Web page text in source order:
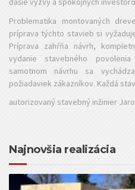
Problematika montovaných
príprava týchto stavieb si
Príprava zahŕňa návrh,
vydanie stavebného
samotnom návrhu sa
požiadaviek zákazníkov. Každá
autorizovaný stavebný inžinier
Najnovšia realizácia